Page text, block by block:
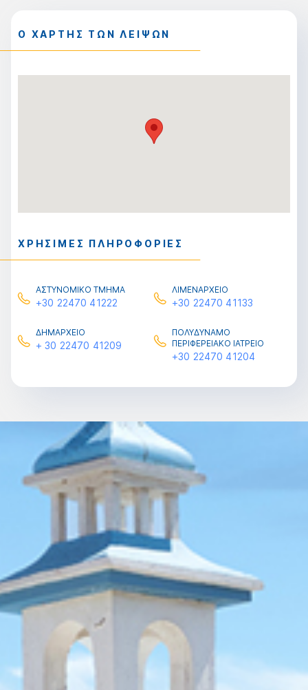
Ο ΧΑΡΤΗΣ ΤΩΝ ΛΕΙΨΩΝ
ΧΡΗΣΙΜΕΣ ΠΛΗΡΟΦΟΡΙΕΣ
ΑΣΤΥΝΟΜΙΚΟ ΤΜΗΜΑ
+30 22470 41222
ΛΙΜΕΝΑΡΧΕΙΟ
+30 22470 41133
ΔΗΜΑΡΧΕΙΟ
+ 30 22470 41209
ΠΟΛΥΔΥΝΑΜΟ
ΠΕΡΙΦΕΡΕΙΑΚΟ ΙΑΤΡΕΙΟ
+30 22470 41204